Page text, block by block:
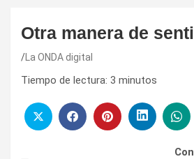
Otra manera de
La ONDA digital
Tiempo de lectura: 3 minutos